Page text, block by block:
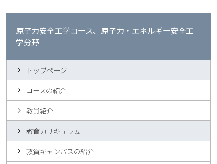
原子力安全工学コース、原子力・エネルギー安全工
学分野
トップページ
コースの紹介
教員紹介
教育カリキュラム
敦賀キャンパスの紹介